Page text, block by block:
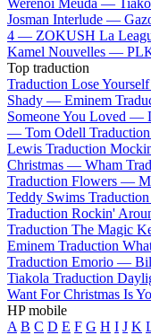
Josman Interlude —
4 — ZOKUSH La
Kamel Nouvelles —
Top traduction
Traduction Lose
Shady — Eminem
Someone You Loved —
— Tom Odell
Lewis Traduction
Christmas — Wham
Traduction Flowers —
Teddy Swims
Traduction Rockin'
Traduction The Magic
Eminem Traduction
Traduction Emorio —
Tiakola Traduction
Want For Christmas Is
HP mobile
A B C D E F G H I J K